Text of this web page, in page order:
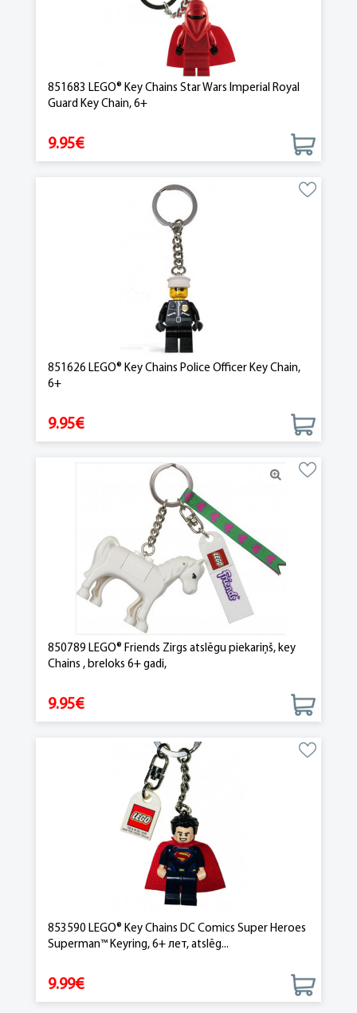
851683 LEGO® Key Chains Star Wars Imperial Royal
Guard Key Chain, 6+
9.95€
851626 LEGO® Key Chains Police Officer Key Chain,
6+
9.95€
850789 LEGO® Friends Zirgs atslēgu piekariņš, key
Chains , breloks 6+ gadi,
9.95€
853590 LEGO® Key Chains DC Comics Super Heroes
Superman™ Keyring, 6+ лет, atslēg...
9.99€